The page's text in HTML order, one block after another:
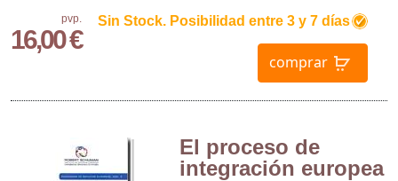
pvp.
16,00 €
Sin Stock. Posibilidad entre 3 y 7 días
comprar
El proceso de
integración europea